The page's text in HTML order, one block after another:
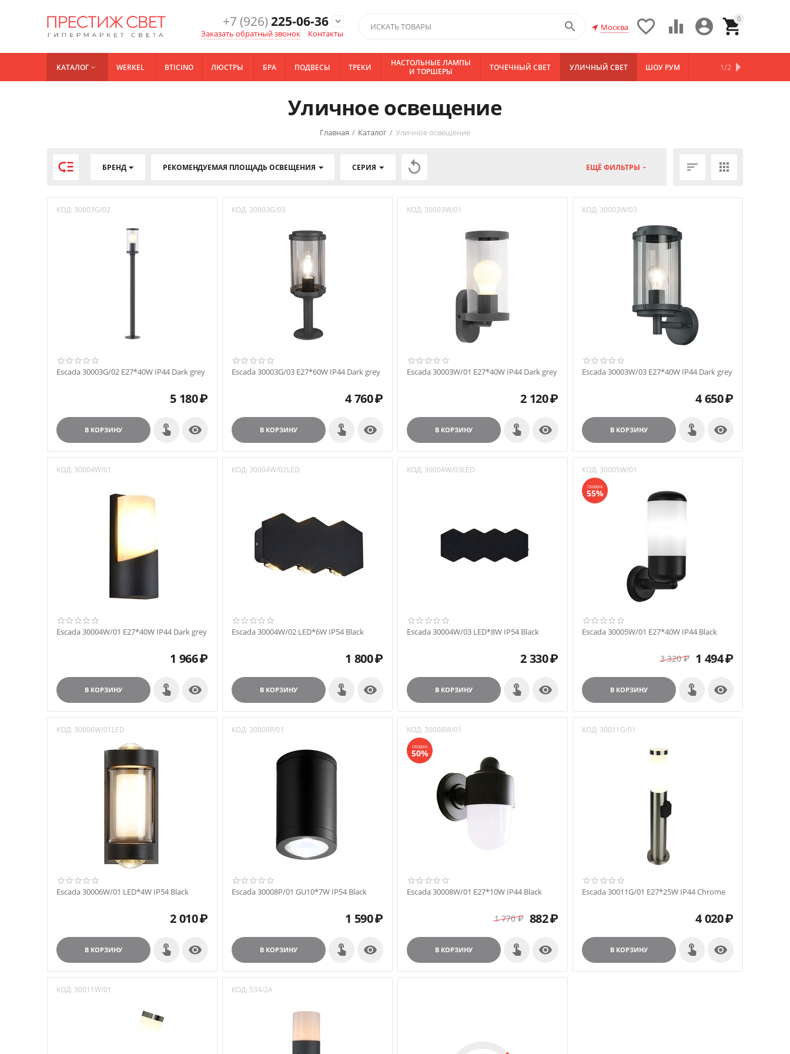
+7 (926)225-06-36
expand_more
Заказать обратный звонок
Контакты
0


 
Москва

КАТАЛОГ WERKEL BTICINO ЛЮСТРЫ БРА ПОДВЕСЫ ТРЕКИ
НАСТОЛЬНЫЕ ЛАМПЫ
И ТОРШЕРЫ
ТОЧЕЧНЫЙ СВЕТ УЛИЧНЫЙ СВЕТ ШОУ РУМ НОВИНКИ
1/2
Уличное освещение
Главная / Каталог / Уличное освещение
 БРЕНД РЕКОМЕНДУЕМАЯ ПЛОЩАДЬ ОСВЕЩЕНИЯ СЕРИЯ  ЕЩЁ ФИЛЬТРЫ  
КОД: 30003G/02
Escada 30003G/02 E27*40W IP44 Dark grey
5 180₽
В КОРЗИНУ 
КОД: 30003G/03
Escada 30003G/03 E27*60W IP44 Dark grey
4 760₽
В КОРЗИНУ 
КОД: 30003W/01
Escada 30003W/01 E27*40W IP44 Dark grey
2 120₽
В КОРЗИНУ 
КОД: 30003W/03
Escada 30003W/03 E27*40W IP44 Dark grey
4 650₽
В КОРЗИНУ 
КОД: 30004W/01
Escada 30004W/01 E27*40W IP44 Dark grey
1 966₽
В КОРЗИНУ 
КОД: 30004W/02LED
Escada 30004W/02 LED*6W IP54 Black
1 800₽
В КОРЗИНУ 
КОД: 30004W/03LED
Escada 30004W/03 LED*8W IP54 Black
2 330₽
В КОРЗИНУ 
КОД: 30005W/01
СКИДКА
55%
Escada 30005W/01 E27*40W IP44 Black
3 320 ₽ 1 494₽
В КОРЗИНУ 
КОД: 30006W/01LED
Escada 30006W/01 LED*4W IP54 Black
2 010₽
В КОРЗИНУ 
КОД: 30008P/01
Escada 30008P/01 GU10*7W IP54 Black
1 590₽
В КОРЗИНУ 
КОД: 30008W/01
СКИДКА
50%
Escada 30008W/01 E27*10W IP44 Black
1 770 ₽ 882₽
В КОРЗИНУ 
КОД: 30011G/01
Escada 30011G/01 E27*25W IP44 Chrome
4 020₽
В КОРЗИНУ 
КОД: 30011W/01 КОД: 534/2A